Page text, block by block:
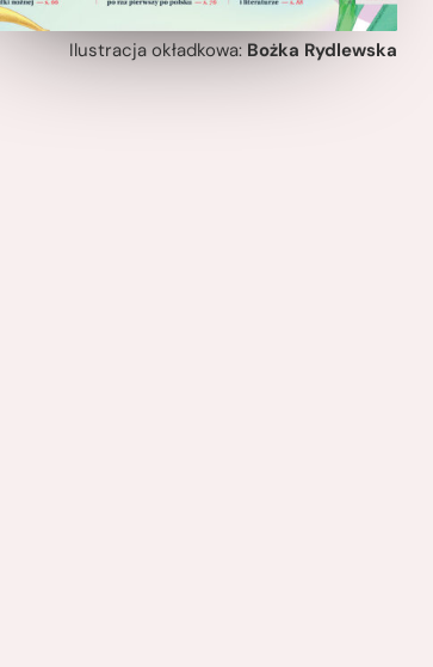
Ilustracja okładkowa: Bożka Rydlewska